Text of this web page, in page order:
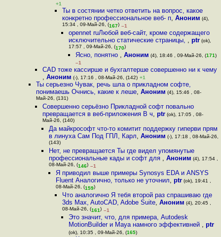
+1
Ты в состянии четко ответить на вопрос, какое
конкретно профессиональное веб- п, Аноним (4),
15:34 , 09-Май-26, (167) –1
opennet ruЛюбой веб-сайт, кроме содержащего
исключительно статические страницы, ,ptr (ok),
17:57 , 09-Май-26, (170)
Ясно, понятно , Аноним (4), 18:46 , 09-Май-26, (171)
–1
CAD тоже кассирше и бухгалтерше совершенно ни к чему
, Аноним (-), 17:16 , 08-Май-26, (142) +1
Ты серьезно Чувак, речь шла о прикладном софте,
понимаешь Очнись, какие к леше, Аноним (4), 15:46 , 08-
Май-26, (131)
Совершенно серьёзно Прикладной софт повально
превращается в веб-приложения В ч, ptr(ok), 17:05 , 08-
Май-26, (140)
Да майкрософт что-то комитит поддержку гиперви прям
в линуха Сам Под ГПЛ, Карл,Аноним (-), 17:18 , 08-Май-26,
(143)
Нет, не превращается Ты где видел упомянутые
профессиональные кады и софт для ,Аноним (4), 17:54 ,
08-Май-26, (146) –1
Я приводил выше примеры Synosys EDA и ANSYS
Fluent Аналогично, только не уточнил, ptr(ok), 19:41 ,
08-Май-26, (159)
Что аналогично Я тебя второй раз спрашиваю где
3ds Max, AutoCAD, Adobe Suite, Аноним (4), 20:45 ,
08-Май-26, (161) –1
Это значит, что, для примера, Autodesk
MotionBuilder и Maya намного эффективней ,ptr
(ok), 10:35 , 09-Май-26, (165)